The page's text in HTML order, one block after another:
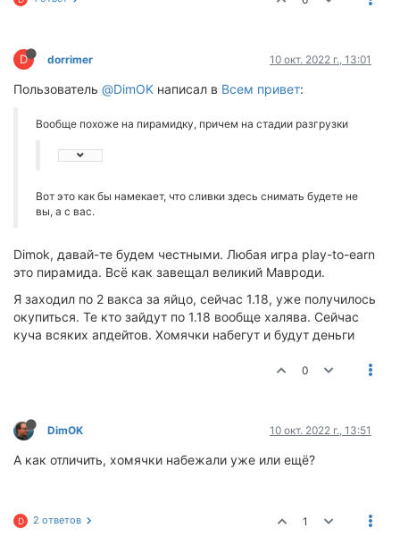
D dorrimer 10 окт. 2022 г., 13:01
Пользователь @DimOK написал в Всем привет:
Вообще похоже на пирамидку, причем на стадии разгрузки
Вот это как бы намекает, что сливки здесь снимать будете не
вы, а с вас.
Dimok, давай-те будем честными. Любая игра play-to-earn
это пирамида. Всё как завещал великий Мавроди.
Я заходил по 2 вакса за яйцо, сейчас 1.18, уже получилось
окупиться. Те кто зайдут по 1.18 вообще халява. Сейчас
куча всяких апдейтов. Хомячки набегут и будут деньги
0
DimOK 10 окт. 2022 г., 13:51
А как отличить, хомячки набежали уже или ещё?
D 2 ответов 1